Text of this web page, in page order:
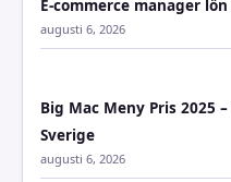
E-commerce manager
augusti 6, 2026
Big Mac Meny Pris 2025
Sverige
augusti 6, 2026